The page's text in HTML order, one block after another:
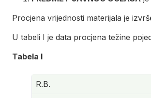
Procjena vrijednosti materijala je
U tabeli I je data procjena težine
Tabela I
R.B.